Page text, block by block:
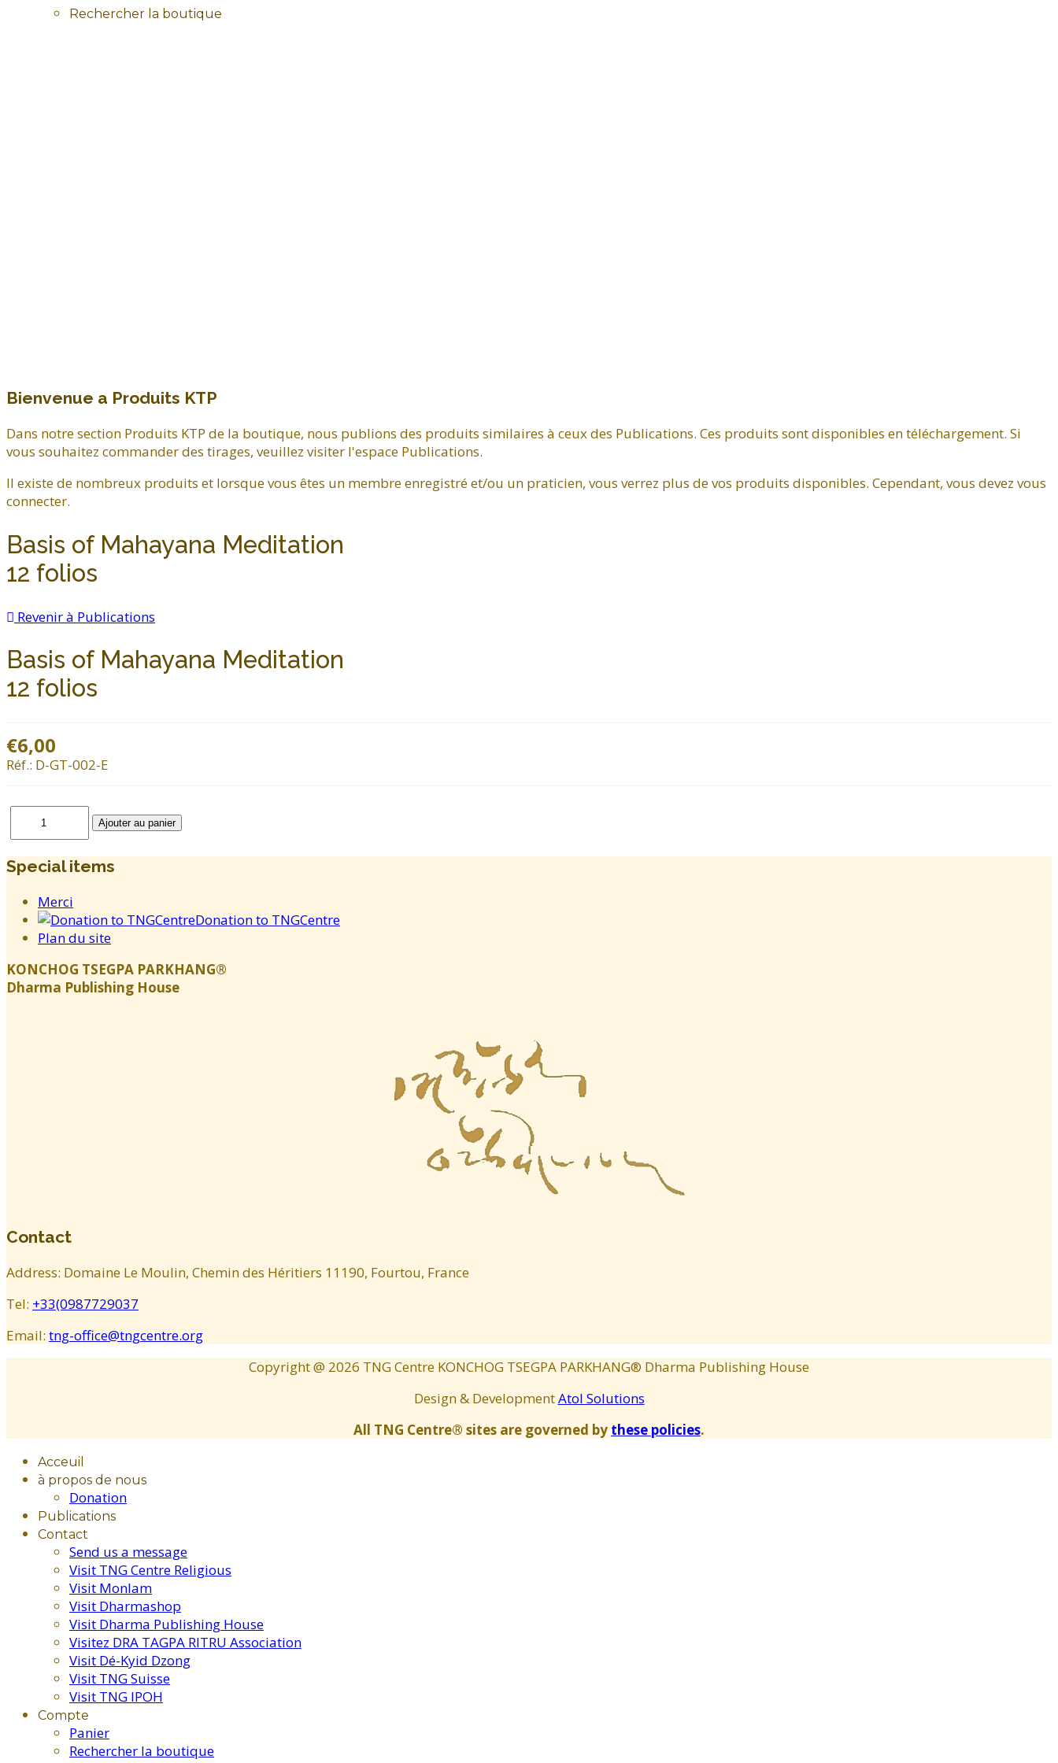
Rechercher la boutique
Bienvenue a Produits KTP
Dans notre section Produits KTP de la boutique, nous publions des produits similaires à ceux des Publications. Ces produits sont disponibles en téléchargement. Si
vous souhaitez commander des tirages, veuillez visiter l'espace Publications.
Il existe de nombreux produits et lorsque vous êtes un membre enregistré et/ou un praticien, vous verrez plus de vos produits disponibles. Cependant, vous devez vous
connecter.
Basis of Mahayana Meditation
12 folios
Revenir à Publications
Basis of Mahayana Meditation
12 folios
€6,00
Réf.: D-GT-002-E
Special items
Merci
Donation to TNGCentre
Plan du site
KONCHOG TSEGPA PARKHANG®
Dharma Publishing House
Contact
Address: Domaine Le Moulin, Chemin des Héritiers 11190, Fourtou, France
Tel: +33(0987729037
Email: tng-office@tngcentre.org
Copyright @ 2026 TNG Centre KONCHOG TSEGPA PARKHANG® Dharma Publishing House
Design & DevelopmentAtol Solutions
All TNG Centre® sites are governed by these policies.
Acceuil
à propos de nous
Donation
Publications
Contact
Send us a message
Visit TNG Centre Religious
Visit Monlam
Visit Dharmashop
Visit Dharma Publishing House
Visitez DRA TAGPA RITRU Association
Visit Dé-Kyid Dzong
Visit TNG Suisse
Visit TNG IPOH
Compte
Panier
Rechercher la boutique